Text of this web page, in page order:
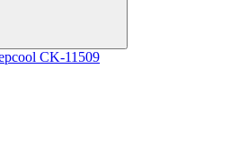
CK-11509